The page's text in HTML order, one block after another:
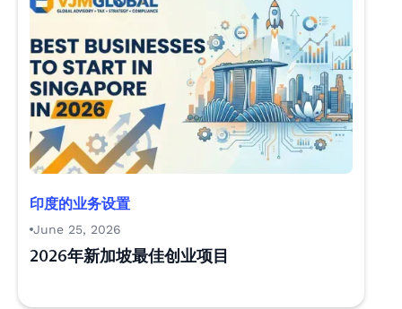
印度的业务设置
June 25, 2026
2026年新加坡最佳创业项目